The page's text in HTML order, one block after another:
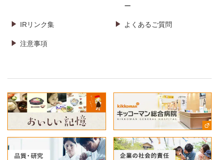
ー
IRリンク集 よくあるご質問
注意事項